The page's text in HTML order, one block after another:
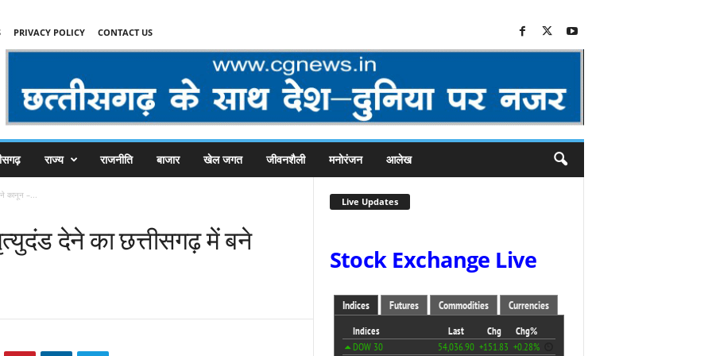
PRIVACY POLICY CONTACT US
राज्य राजनीति बाजार खेल जगत जीवनशैली मनोरंजन आलेख
कानून –...
देने का छत्तीसगढ़ में बने
Live Updates
Stock Exchange Live